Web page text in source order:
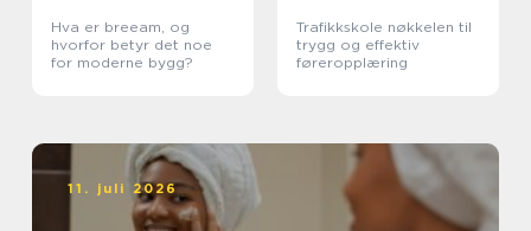
Hva er breeam, og
hvorfor betyr det noe
for moderne bygg?
Trafikkskole nøkkelen til
trygg og effektiv
føreropplæring
11. juli 2026